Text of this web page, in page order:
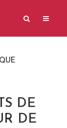
DE
DE